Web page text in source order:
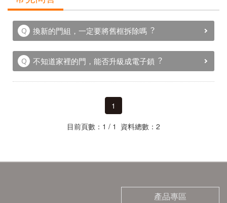
換新的⾨組，⼀定要將舊框拆除嗎︖
不知道家裡的⾨，能否升級成電⼦鎖︖
1
目前頁數：1 / 1 資料總數：2
產品專區